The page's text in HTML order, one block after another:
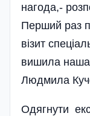
нагода,-
Перший раз
візит
вишила наша
Людмила
Одягнути